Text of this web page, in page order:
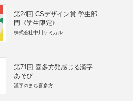
第24回 CSデザイン賞 学生部
門《学生限定》
株式会社中川ケミカル
第71回 喜多方発感じる漢字
あそび
漢字のまち喜多方